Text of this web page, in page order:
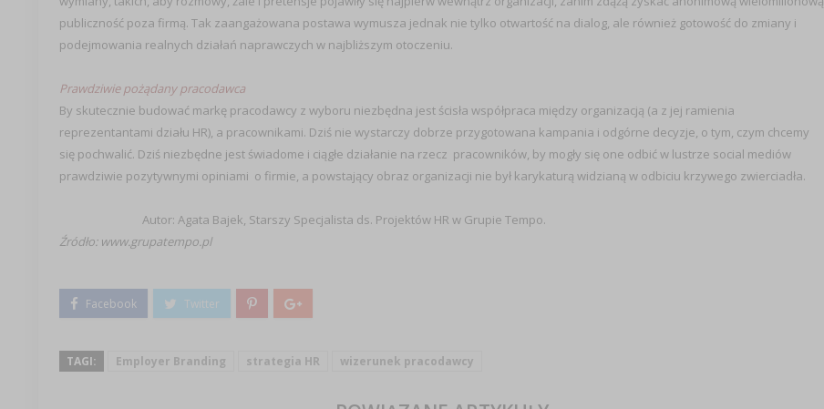
publiczność poza firmą. Tak zaangażowana postawa wymusza jednak nie tylko otwartość na dialog, ale również gotowość do zmiany i
podejmowania realnych działań naprawczych w najbliższym otoczeniu.
Prawdziwie pożądany pracodawca
By skutecznie budować markę pracodawcy z wyboru niezbędna jest ścisła współpraca między organizacją (a z jej ramienia
reprezentantami działu HR), a pracownikami. Dziś nie wystarczy dobrze przygotowana kampania i odgórne decyzje, o tym, czym chcemy
się pochwalić. Dziś niezbędne jest świadome i ciągłe działanie na rzecz pracowników, by mogły się one odbić w lustrze social mediów
prawdziwie pozytywnymi opiniami o firmie, a powstający obraz organizacji nie był karykaturą widzianą w odbiciu krzywego zwierciadła.
Autor: Agata Bajek, Starszy Specjalista ds. Projektów HR w Grupie Tempo.
Źródło: www.grupatempo.pl
TAGI: Employer Branding strategia HR wizerunek pracodawcy